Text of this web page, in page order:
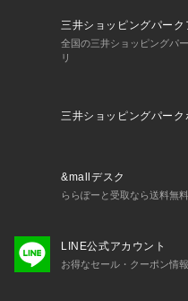
三井ショッピングパーク
全国の三井ショッピングパ
リ
三井ショッピングパーク
&mallデスク
ららぽーと受取なら送料無料
LINE公式アカウント
お得なセール・クーポン情